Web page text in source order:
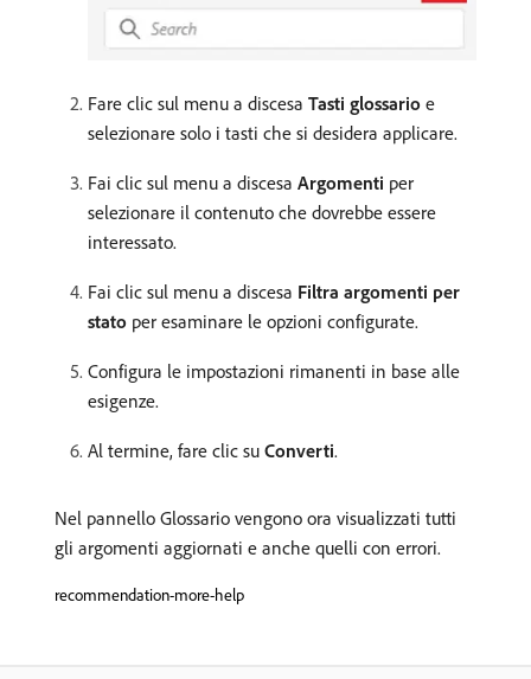
Fare clic sul menu a discesa Tasti glossario e
selezionare solo i tasti che si desidera applicare.
Fai clic sul menu a discesa Argomenti per
selezionare il contenuto che dovrebbe essere
interessato.
Fai clic sul menu a discesa Filtra argomenti per
stato per esaminare le opzioni configurate.
Configura le impostazioni rimanenti in base alle
esigenze.
Al termine, fare clic su Converti.
Nel pannello Glossario vengono ora visualizzati tutti
gli argomenti aggiornati e anche quelli con errori.
recommendation-more-help